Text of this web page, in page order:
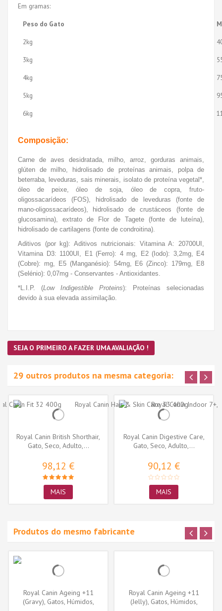
Em gramas:
Peso do Gato
2kg
3kg
4kg
5kg
6kg
Composição:
Carne de aves desidratada, milho, arroz, gorduras animais,
glúten de milho, hidrolisado de proteínas animais, polpa de
beterraba, leveduras, sais minerais, isolato de proteína vegetal*,
óleo de peixe, óleo de soja, óleo de copra, fruto-
oligossacarídeos (FOS), hidrolisado de leveduras (fonte de
mano-oligossacarídeos), hidrolisado de crustáceos (fonte de
glucosamina), extrato de Flor de Tagete (fonte de luteína),
hidrolisado de cartilagens (fonte de condroitina).
Aditivos (por kg): Aditivos nutricionais: Vitamina A: 20700UI,
Vitamina D3: 1100UI, E1 (Ferro): 4 mg, E2 (Iodo): 3,2mg, E4
(Cobre): mg, E5 (Manganésio): 54mg, E6 (Zinco): 179mg, E8
(Selénio): 0,07mg - Conservantes - Antioxidantes.
*L.I.P. (Low Indigestible Proteins): Proteínas selecionadas
devido à sua elevada assimilação.
SEJA O PRIMEIRO A FAZER UMA AVALIAÇÃO !
29 outros produtos na mesma categoria:
Royal Canin British Shorthair,
Gato, Seco, Adulto,...
98,12 €
MAIS
Royal Canin Digestive Care,
Gato, Seco, Adulto,...
90,12 €
MAIS
Produtos do mesmo fabricante
Royal Canin Ageing +11
(Gravy), Gatos, Húmidos,
Royal Canin Ageing +11
(Jelly), Gatos, Húmidos,